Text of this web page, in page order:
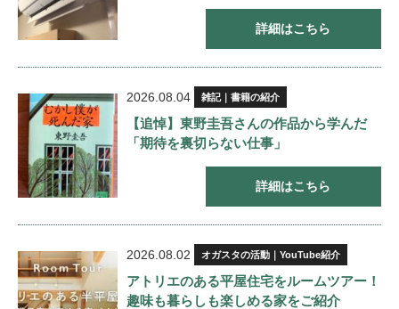
詳細はこちら
2026.08.04 雑記｜書籍の紹介
【追悼】東野圭吾さんの作品から学んだ
「期待を裏切らない仕事」
詳細はこちら
2026.08.02 オガスタの活動｜YouTube紹介
アトリエのある平屋住宅をルームツアー！
趣味も暮らしも楽しめる家をご紹介